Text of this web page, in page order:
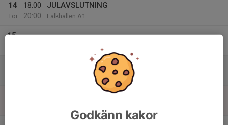
14
Tor
18:00
20:00
JULAVSLUTNING
Falkhallen A1
15
Godkänn kakor